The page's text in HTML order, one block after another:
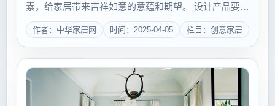
素，给家居带来吉祥如意的意蕴和期望。 设计产品要聚
&ldquo;神&rdquo; 风水学中的&ldquo;神&rdquo;，现代
理解为潜意识，也就是人的精神欲求。风水学运...
作者：中华家居网 时间：2025-04-05 栏目：创意家居